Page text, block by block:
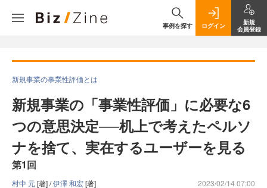
事例を探す ログイン
新規
会員登録
新規事業の事業性評価とは
新規事業の「事業性評価」に必要な6
つの意思決定──机上で考えたペルソ
ナを捨て、実在するユーザーを見る
第1回
村中 元[著] /伊澤 和宏[著] 2023/02/14 07:00